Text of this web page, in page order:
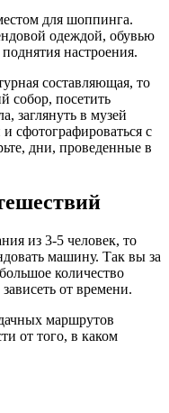
для шоппинга.
одеждой, обувью
настроения.
составляющая, то
собор, посетить
заглянуть в музей
сфотографироваться с
дни, проведенные в
из 3-5 человек, то
машину. Так вы за
количество
от времени.
маршрутов
от того, в каком